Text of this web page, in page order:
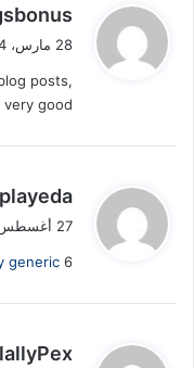
ي
ق
ل
28 مارس، 2024 الساعة 7:35 ص
posts,
good.
ي
ق
ل
playeda
27 أغسطس، 2024 الساعة 7:06 م
6 that match 6 McFarland standard
generic
ي